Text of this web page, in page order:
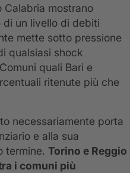
Calabria mostrano
un livello di debiti
mette sotto pressione
qualsiasi shock
quali Bari e
ritenute più che
necessariamente porta
e alla sua
termine. Torino e Reggio
i comuni più